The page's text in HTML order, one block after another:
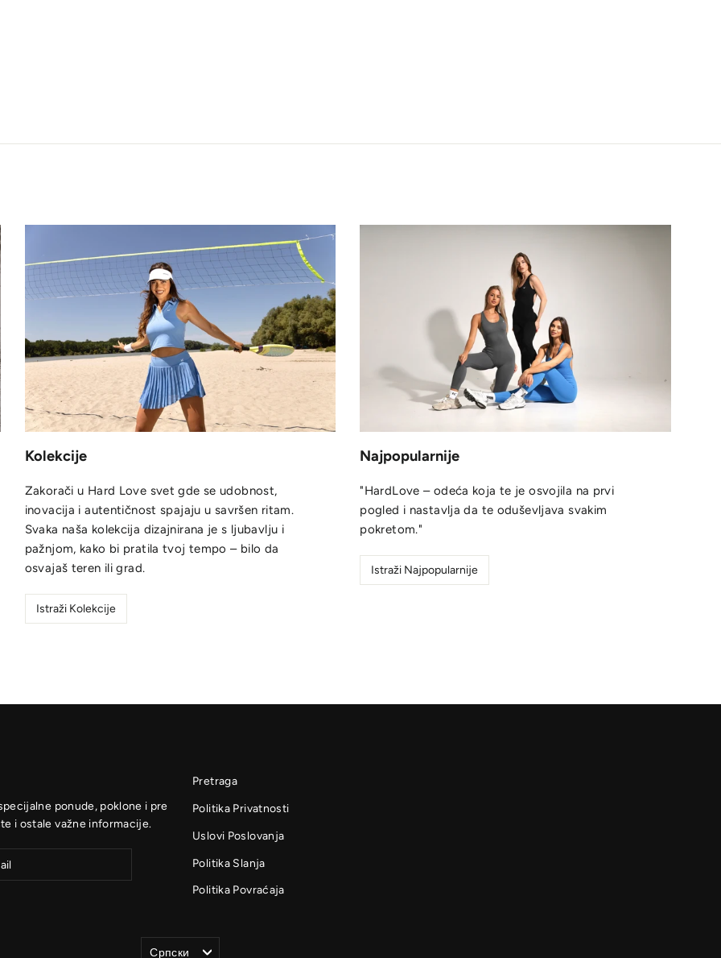
Kolekcije
Zakorači u Hard Love svet gde se udobnost,
inovacija i autentičnost spajaju u savršen ritam.
Svaka naša kolekcija dizajnirana je s ljubavlju i
pažnjom, kako bi pratila tvoj tempo – bilo da
osvajaš teren ili grad.
Istraži Kolekcije
Najpopularnije
"HardLove – odeća koja te je osvojila na prvi
pogled i nastavlja da te oduševljava svakim
pokretom."
Istraži Najpopularnije
ponude, poklone i pre
i ostale važne informacije.
Pretraga
Politika Privatnosti
Uslovi Poslovanja
Politika Slanja
Politika Povraćaja
Jezik
Српски